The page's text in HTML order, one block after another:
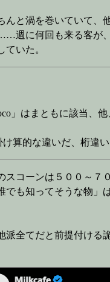
と渦を巻いていて、
に何回も来る客が
いた。
はまともに該当、
的な違いだ、桁違い
コーンは５００～７
も知ってそうな物
全てだと前提付け